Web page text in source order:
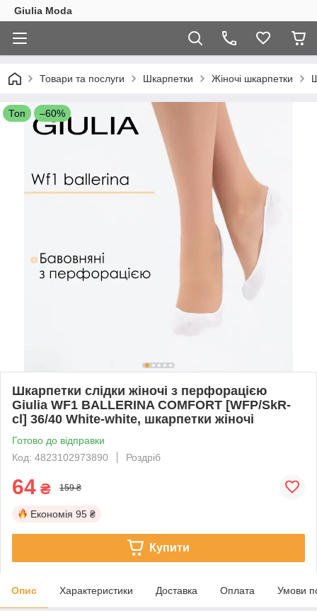
Giulia Moda
Товари та послуги Шкарпетки Жіночі шкарпетки
Топ –60%
Шкарпетки слідки жіночі з перфорацією
Giulia WF1 BALLERINA COMFORT [WFP/SkR-
cl] 36/40 White-white, шкарпетки жіночі
Готово до відправки
Код: 4823102973890
Роздріб
64 ₴ 159 ₴
Економія 95 ₴
Купити
Опис Характеристики Доставка Оплата Умови